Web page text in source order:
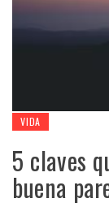
VIDA
5 claves
buena